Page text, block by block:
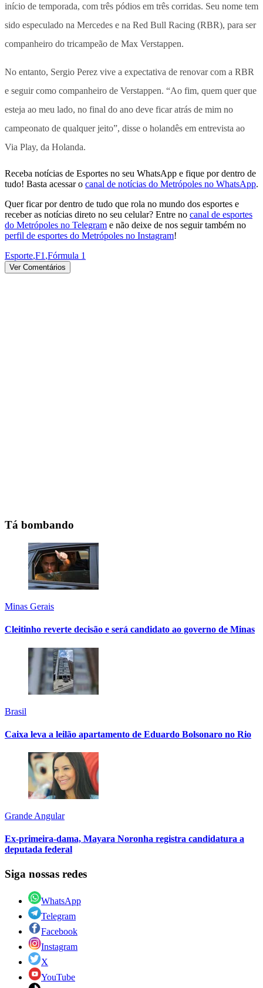
início de temporada, com três pódios em três corridas. Seu nome tem
sido especulado na Mercedes e na Red Bull Racing (RBR), para ser
companheiro do tricampeão de Max Verstappen.
No entanto, Sergio Perez vive a expectativa de renovar com a RBR
e seguir como companheiro de Verstappen. “Ao fim, quem quer que
esteja ao meu lado, no final do ano deve ficar atrás de mim no
campeonato de qualquer jeito”, disse o holandês em entrevista ao
Via Play, da Holanda.
Receba notícias de Esportes no seu WhatsApp e fique por dentro de
tudo! Basta acessar o canal de notícias do Metrópoles no WhatsApp.
Quer ficar por dentro de tudo que rola no mundo dos esportes e
receber as notícias direto no seu celular? Entre no canal de esportes
do Metrópoles no Telegram e não deixe de nos seguir também no
perfil de esportes do Metrópoles no Instagram!
Esporte,F1 ,Fórmula 1
Ver Comentários
Tá bombando
Minas Gerais
Cleitinho reverte decisão e será candidato ao governo de Minas
Brasil
Caixa leva a leilão apartamento de Eduardo Bolsonaro no Rio
Grande Angular
Ex-primeira-dama, Mayara Noronha registra candidatura a
deputada federal
Siga nossas redes
WhatsApp
Telegram
Facebook
Instagram
X
YouTube